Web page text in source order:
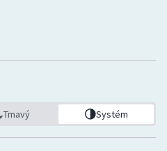
Tmavý Systém